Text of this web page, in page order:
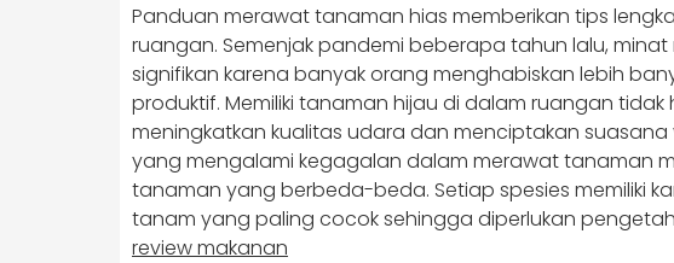
Panduan merawat tanaman hias memberikan tips
ruangan. Semenjak pandemi beberapa tahun lalu,
signifikan karena banyak orang menghabiskan lebih
produktif. Memiliki tanaman hijau di dalam ruangan
meningkatkan kualitas udara dan menciptakan
yang mengalami kegagalan dalam merawat tanaman
tanaman yang berbeda-beda. Setiap spesies memiliki
tanam yang paling cocok sehingga diperlukan
review makanan